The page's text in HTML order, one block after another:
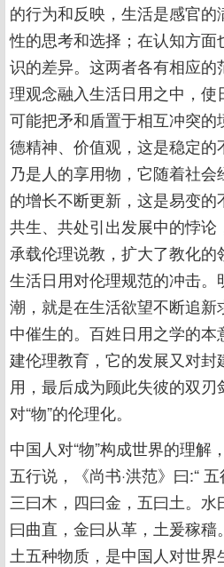
的行为和反映，生活是感官
性的思考和选择；在认知方面
识的差异。这两者各有相应
理观念融入生活日用之中，
可能把矛和盾置于相互冲突
德精神、价值观，这是稳定
乃是人的享用物，它随着社
的增长不断更新，这是易变
共生、共处引出发展中的悖论
承载伦理说教，扩大了教化
生活日用对伦理规范的冲击。
潮，就是在生活欲望不断追
中催生的。百姓日用之学的
建伦理教育，它的发展又对
用，最后成为顾此失彼的双
对“物”的伦理化。
中国人对“物”构成世界的理解
五行说，《尚书·洪范》曰:“
三曰木，四曰金，五曰土。
曰曲直，金曰从革，土爰稼穑
土五种物质，是中国人对世